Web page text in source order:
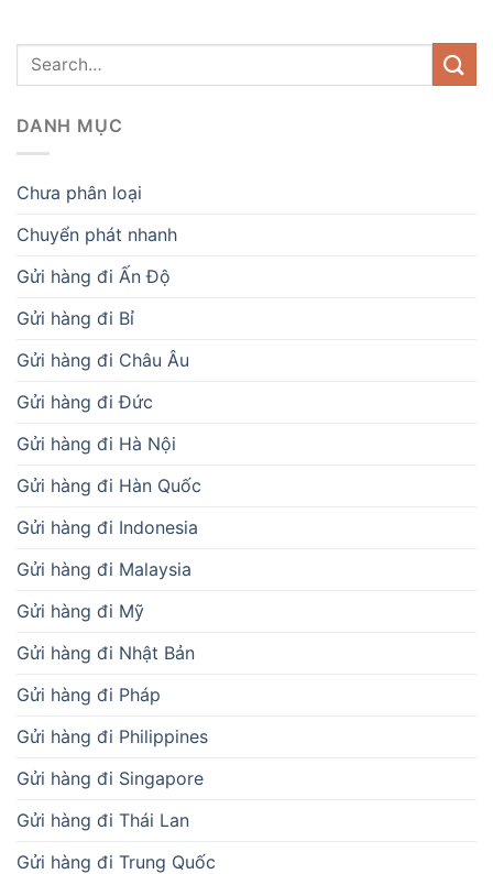
DANH MỤC
Chưa phân loại
Chuyển phát nhanh
Gửi hàng đi Ấn Độ
Gửi hàng đi Bỉ
Gửi hàng đi Châu Âu
Gửi hàng đi Đức
Gửi hàng đi Hà Nội
Gửi hàng đi Hàn Quốc
Gửi hàng đi Indonesia
Gửi hàng đi Malaysia
Gửi hàng đi Mỹ
Gửi hàng đi Nhật Bản
Gửi hàng đi Pháp
Gửi hàng đi Philippines
Gửi hàng đi Singapore
Gửi hàng đi Thái Lan
Gửi hàng đi Trung Quốc